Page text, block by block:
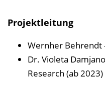
Projektleitung
Wernher Behrendt
Dr. Violeta
Research (ab 2023)